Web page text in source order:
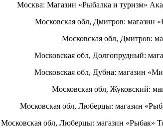
Москва: Магазин «Рыбалка и туризм»
Московская обл, Дмитров: магазин
Московская обл, Дмитров:
Московская обл, Долгопрудный:
Московская обл, Дубна: магазин
Московская обл, Жуковский:
Московская обл, Люберцы: магазин
Московская обл, Люберцы: магазин «Рыбак»